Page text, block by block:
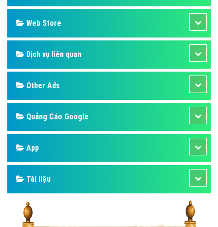
Web Store
Dịch vụ liên quan
Other Ads
Quảng Cáo Google
App
Tài liệu